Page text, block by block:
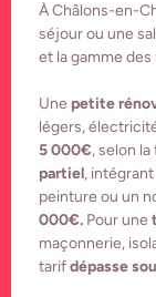
À Châlons-en-
séjour ou une
et la gamme
Une petite
légers,
5 000€, selon la
partiel,
peinture ou un
000€. Pour une
maçonnerie,
tarifdépasse